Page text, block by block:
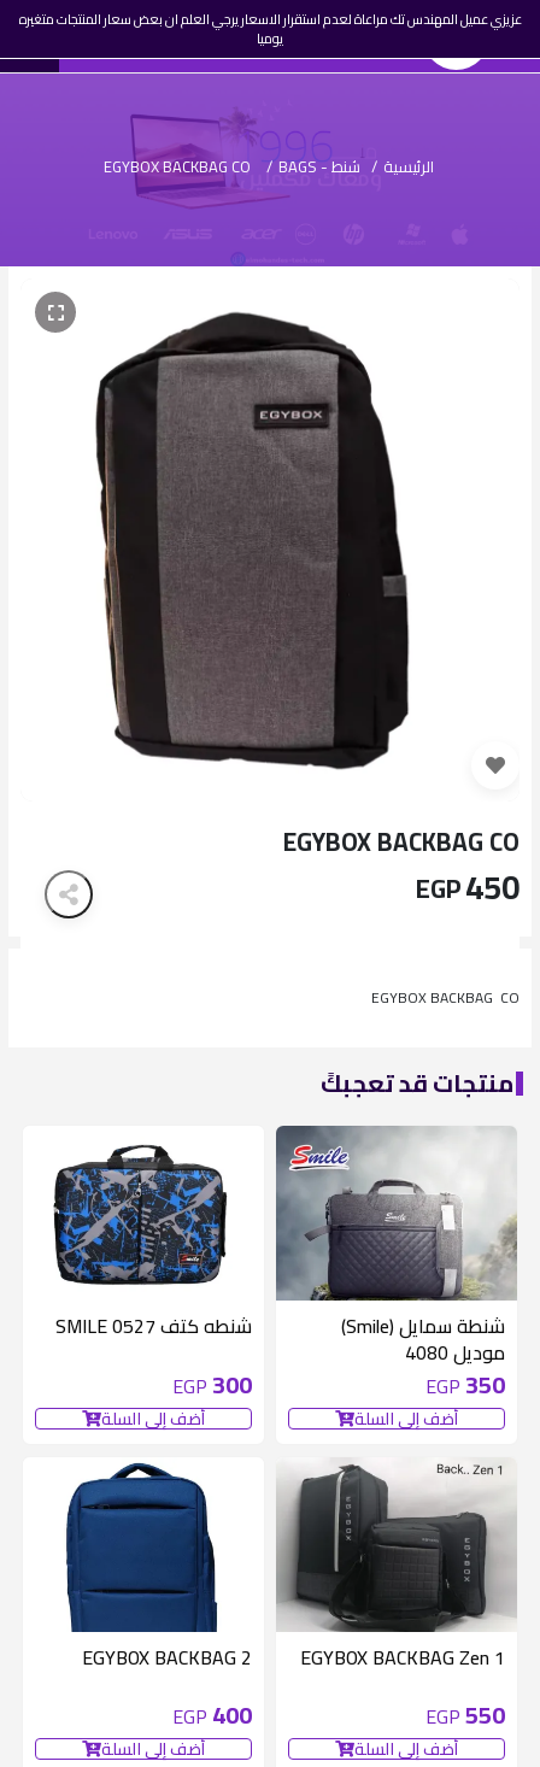
عزيزي عميل المهندس تك مراعاة لعدم استقرار الاسعار يرجي العلم ان بعض سعار المنتجات متغيره
يوميا
☰ المهندس تك
AR
تسجيل
0
الرئيسية / شنط - BAGS /
EGYBOX BACKBAG CO
EGYBOX BACKBAG CO
450
EGP
EGYBOX BACKBAG CO
منتجات قد تعجبكً
شنطة سمايل (Smile)
موديل 4080
350
EGP
أضف إلى السلة
شنطه كتف SMILE 0527
300
EGP
أضف إلى السلة
EGYBOX BACKBAG Zen 1
550
EGP
أضف إلى السلة
EGYBOX BACKBAG 2
400
EGP
أضف إلى السلة